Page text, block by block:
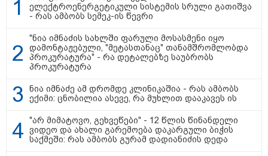
Faceამბები
ელექტროენერგეტიკული სისტემის სრული გათიშვა
- რას ამბობს სემეკ-ის წევრი
"ნია იმნაძის სახლში ფარული მოსასმენი იყო
დამონტაჟებული, "მეტასთანაც" თანამშრომლობდა
პროკურატურა" - რა დეტალებზე საუბრობს
პროკურატურა
ნია იმნაძე ამ დრომდე კლინიკაშია - რას ამბობს
ექიმი: ცნობილია ასევე, რა მუხლით დააკავეს ის
"არ მიმატოვო, გეხვეწები" - 12 წლის წინანდელი
ვიდეო და ახალი გარემოება დაკარგული ბიჭის
საქმეში: რას ამბობს გურამ დადიანიძის დედა